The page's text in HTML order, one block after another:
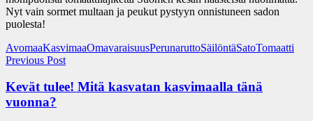
Nyt vain sormet multaan ja peukut pystyyn onnistuneen sadon
puolesta!
AvomaaKasvimaaOmavaraisuusPerunaruttoSäilöntäSatoTomaatti
Artikkelien
selaus
Previous Post
Kevät tulee! Mitä kasvatan kasvimaalla tänä
vuonna?